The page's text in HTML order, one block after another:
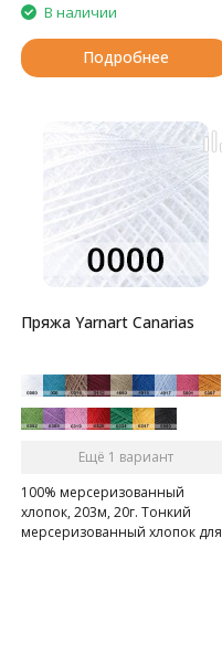
В наличии
Подробнее
Пряжа Yarnart Canarias
Ещё 1 вариант
100% мерсеризованный
хлопок, 203м, 20г. Тонкий
мерсеризованный хлопок для